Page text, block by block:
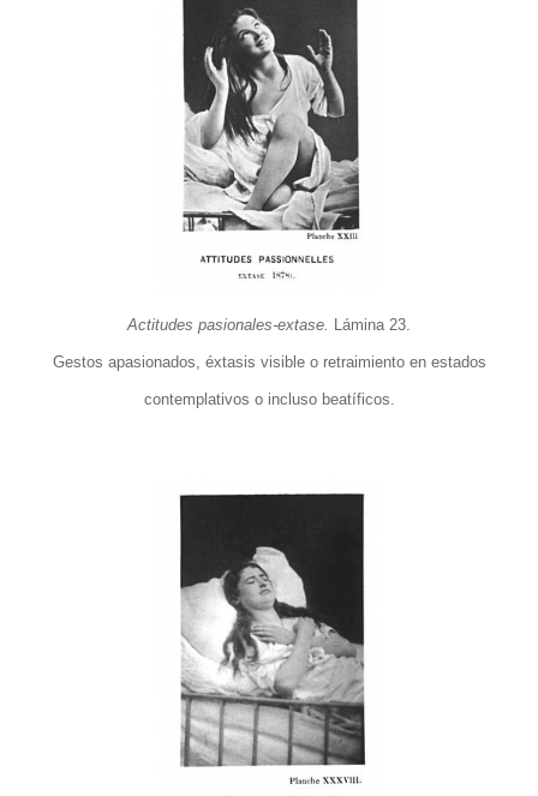
Actitudes pasionales-extase. Lámina 23.
Gestos apasionados, éxtasis visible o retraimiento en estados
contemplativos o incluso beatíficos.